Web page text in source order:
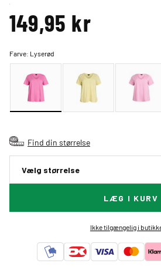
149,95 kr
Farve: Lyserød
Find din størrelse
Vælg størrelse
LÆG I KURV
Ikke tilgængelig i